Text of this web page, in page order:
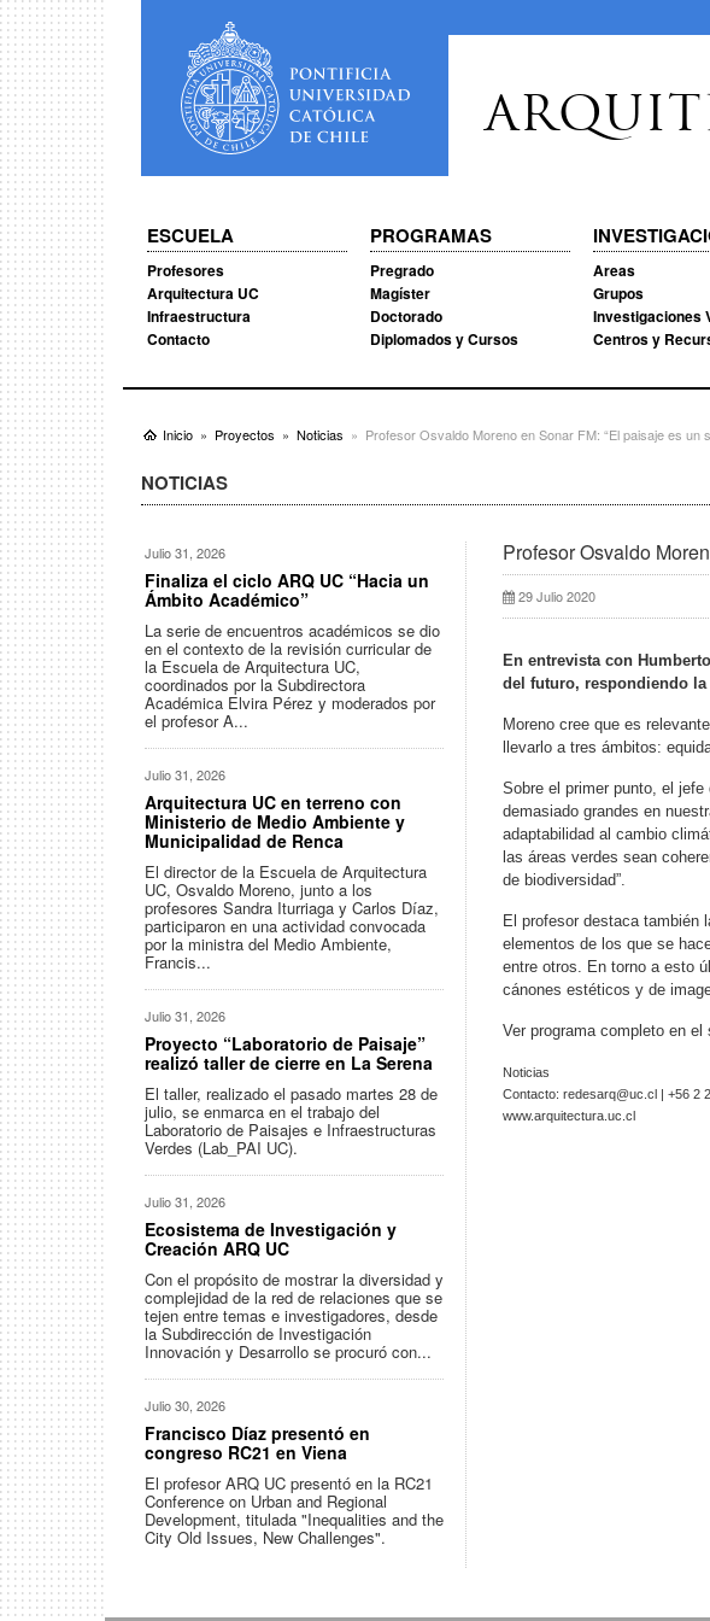
ESCUELA
Profesores
Arquitectura UC
Infraestructura
Contacto
PROGRAMAS
Pregrado
Magíster
Doctorado
Diplomados y Cursos
Areas
Grupos
Investigaciones
Centros y
Inicio Proyectos Noticias Profesor Osvaldo Moreno en Sonar FM: “El paisaje es un
NOTICIAS
Profesor Osvaldo
29 Julio 2020
En entrevista con
del futuro, respondiendo la
Moreno cree que es
llevarlo a tres ámbitos:
Sobre el primer punto, el
demasiado grandes en
adaptabilidad al cambio
las áreas verdes sean
de biodiversidad”.
El profesor destaca también
elementos de los que se
entre otros. En torno a esto
cánones estéticos y de
Ver programa completo en el
Noticias
Contacto: redesarq@uc.cl | +56 2
www.arquitectura.uc.cl
Julio 31, 2026
Finaliza el ciclo ARQ UC “Hacia un
Ámbito Académico”
La serie de encuentros académicos se dio
en el contexto de la revisión curricular de
la Escuela de Arquitectura UC,
coordinados por la Subdirectora
Académica Elvira Pérez y moderados por
el profesor A...
Julio 31, 2026
Arquitectura UC en terreno con
Ministerio de Medio Ambiente y
Municipalidad de Renca
El director de la Escuela de Arquitectura
UC, Osvaldo Moreno, junto a los
profesores Sandra Iturriaga y Carlos Díaz,
participaron en una actividad convocada
por la ministra del Medio Ambiente,
Francis...
Julio 31, 2026
Proyecto “Laboratorio de Paisaje”
realizó taller de cierre en La Serena
El taller, realizado el pasado martes 28 de
julio, se enmarca en el trabajo del
Laboratorio de Paisajes e Infraestructuras
Verdes (Lab_PAI UC).
Julio 31, 2026
Ecosistema de Investigación y
Creación ARQ UC
Con el propósito de mostrar la diversidad y
complejidad de la red de relaciones que se
tejen entre temas e investigadores, desde
la Subdirección de Investigación
Innovación y Desarrollo se procuró con...
Julio 30, 2026
Francisco Díaz presentó en
congreso RC21 en Viena
El profesor ARQ UC presentó en la RC21
Conference on Urban and Regional
Development, titulada "Inequalities and the
City Old Issues, New Challenges".